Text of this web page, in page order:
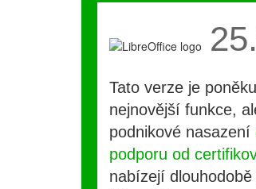
Tato verze je
nejnovější funkce,
podnikové nasazení
podporu od
nabízejí